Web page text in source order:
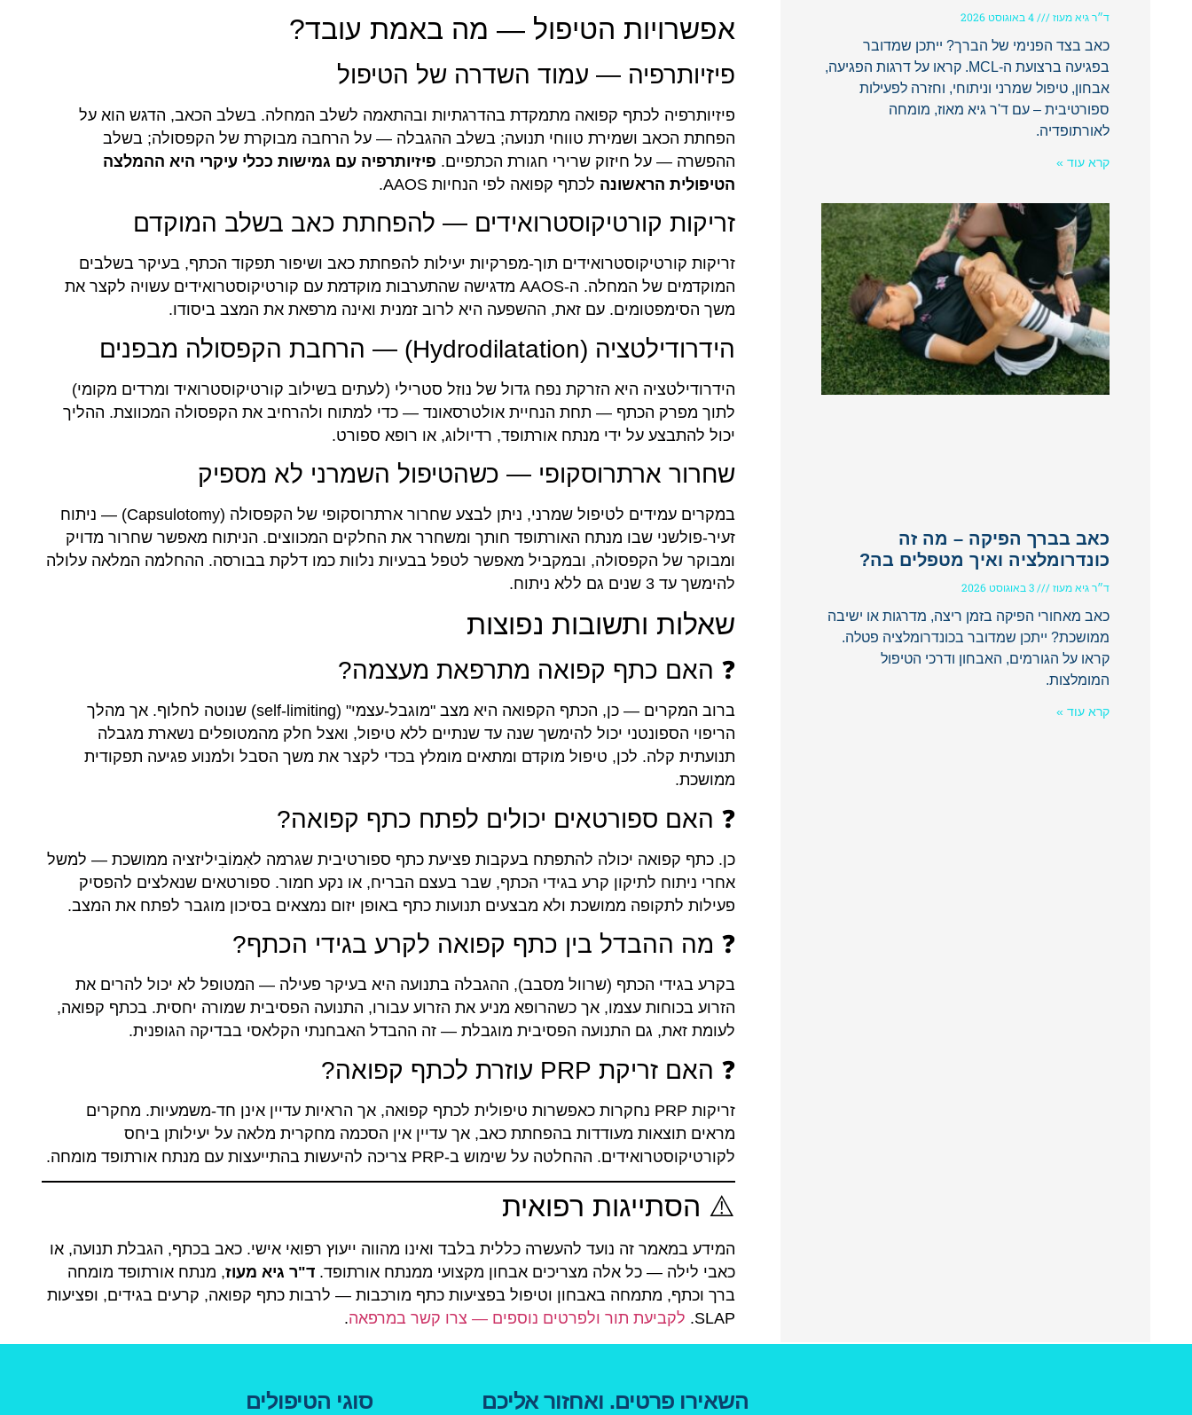
ד״ר גיא מעוז
כאב בצד הפנימי של הברך? ייתכן שמדובר
בפגיעה ברצועת ה-MCL. קראו על דרגות הפגיעה,
אבחון, טיפול שמרני וניתוחי, וחזרה לפעילות
ספורטיבית – עם ד'ר גיא מאוז, מומחה
לאורתופדיה.
קרא עוד »
כאב בברך הפיקה – מה זה
כונדרומלציה ואיך מטפלים בה?
ד״ר גיא מעוז
כאב מאחורי הפיקה בזמן ריצה, מדרגות או ישיבה
ממושכת? ייתכן שמדובר בכונדרומלציה פטלה.
קראו על הגורמים, האבחון ודרכי הטיפול
המומלצות.
קרא עוד »
אפשרויות הטיפול — מה באמת עובד?
פיזיותרפיה — עמוד השדרה של הטיפול
פיזיותרפיה לכתף קפואה מתמקדת בהדרגתיות ובהתאמה לשלב המחלה. בשלב הכאב, הדגש הוא על
הפחתת הכאב ושמירת טווחי תנועה; בשלב ההגבלה — על הרחבה מבוקרת של הקפסולה; בשלב
ההפשרה — על חיזוק שרירי חגורת הכתפיים. פיזיותרפיה עם גמישות ככלי עיקרי היא ההמלצה
הטיפולית הראשונה לכתף קפואה לפי הנחיות AAOS.
זריקות קורטיקוסטרואידים — להפחתת כאב בשלב המוקדם
זריקות קורטיקוסטרואידים תוך-מפרקיות יעילות להפחתת כאב ושיפור תפקוד הכתף, בעיקר בשלבים
המוקדמים של המחלה. ה-AAOS מדגישה שהתערבות מוקדמת עם קורטיקוסטרואידים עשויה לקצר את
משך הסימפטומים. עם זאת, ההשפעה היא לרוב זמנית ואינה מרפאת את המצב ביסודו.
הידרודילטציה (Hydrodilatation) — הרחבת הקפסולה מבפנים
הידרודילטציה היא הזרקת נפח גדול של נוזל סטרילי (לעתים בשילוב קורטיקוסטרואיד ומרדים מקומי)
לתוך מפרק הכתף — תחת הנחיית אולטרסאונד — כדי למתוח ולהרחיב את הקפסולה המכווצת. ההליך
יכול להתבצע על ידי מנתח אורתופד, רדיולוג, או רופא ספורט.
שחרור ארתרוסקופי — כשהטיפול השמרני לא מספיק
במקרים עמידים לטיפול שמרני, ניתן לבצע שחרור ארתרוסקופי של הקפסולה (Capsulotomy) — ניתוח
זעיר-פולשני שבו מנתח האורתופד חותך ומשחרר את החלקים המכווצים. הניתוח מאפשר שחרור מדויק
ומבוקר של הקפסולה, ובמקביל מאפשר לטפל בבעיות נלוות כמו דלקת בבורסה. ההחלמה המלאה עלולה
להימשך עד 3 שנים גם ללא ניתוח.
שאלות ותשובות נפוצות
❓ האם כתף קפואה מתרפאת מעצמה?
ברוב המקרים — כן, הכתף הקפואה היא מצב "מוגבל-עצמי" (self-limiting) שנוטה לחלוף. אך מהלך
הריפוי הספונטני יכול להימשך שנה עד שנתיים ללא טיפול, ואצל חלק מהמטופלים נשארת מגבלה
תנועתית קלה. לכן, טיפול מוקדם ומתאים מומלץ בכדי לקצר את משך הסבל ולמנוע פגיעה תפקודית
ממושכת.
❓ האם ספורטאים יכולים לפתח כתף קפואה?
כן. כתף קפואה יכולה להתפתח בעקבות פציעת כתף ספורטיבית שגרמה לאִמוֹבִיליזציה ממושכת — למשל
אחרי ניתוח לתיקון קרע בגידי הכתף, שבר בעצם הבריח, או נקע חמור. ספורטאים שנאלצים להפסיק
פעילות לתקופה ממושכת ולא מבצעים תנועות כתף באופן יזום נמצאים בסיכון מוגבר לפתח את המצב.
❓ מה ההבדל בין כתף קפואה לקרע בגידי הכתף?
בקרע בגידי הכתף (שרוול מסבב), ההגבלה בתנועה היא בעיקר פעילה — המטופל לא יכול להרים את
הזרוע בכוחות עצמו, אך כשהרופא מניע את הזרוע עבורו, התנועה הפסיבית שמורה יחסית. בכתף קפואה,
לעומת זאת, גם התנועה הפסיבית מוגבלת — זה ההבדל האבחנתי הקלאסי בבדיקה הגופנית.
❓ האם זריקת PRP עוזרת לכתף קפואה?
זריקות PRP נחקרות כאפשרות טיפולית לכתף קפואה, אך הראיות עדיין אינן חד-משמעיות. מחקרים
מראים תוצאות מעודדות בהפחתת כאב, אך עדיין אין הסכמה מחקרית מלאה על יעילותן ביחס
לקורטיקוסטרואידים. ההחלטה על שימוש ב-PRP צריכה להיעשות בהתייעצות עם מנתח אורתופד מומחה.
⚠️ הסתייגות רפואית
המידע במאמר זה נועד להעשרה כללית בלבד ואינו מהווה ייעוץ רפואי אישי. כאב בכתף, הגבלת תנועה, או
כאבי לילה — כל אלה מצריכים אבחון מקצועי ממנתח אורתופד. ד"ר גיא מעוז, מנתח אורתופד מומחה
ברך וכתף, מתמחה באבחון וטיפול בפציעות כתף מורכבות — לרבות כתף קפואה, קרעים בגידים, ופציעות
SLAP. לקביעת תור ולפרטים נוספים — צרו קשר במרפאה.
השאירו פרטים. ואחזור אליכם סוגי הטיפולים